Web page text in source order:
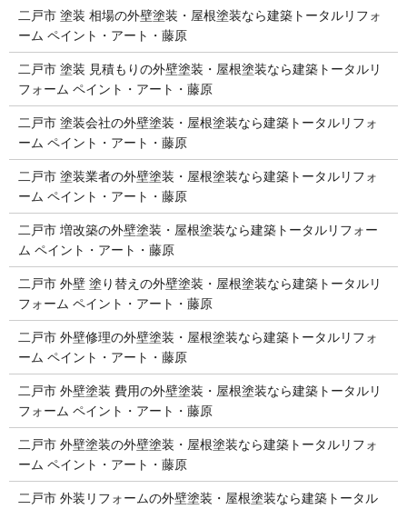
二戸市 塗装 相場の外壁塗装・屋根塗装なら建築トータルリフォ
ーム ペイント・アート・藤原
二戸市 塗装 見積もりの外壁塗装・屋根塗装なら建築トータルリ
フォーム ペイント・アート・藤原
二戸市 塗装会社の外壁塗装・屋根塗装なら建築トータルリフォ
ーム ペイント・アート・藤原
二戸市 塗装業者の外壁塗装・屋根塗装なら建築トータルリフォ
ーム ペイント・アート・藤原
二戸市 増改築の外壁塗装・屋根塗装なら建築トータルリフォー
ム ペイント・アート・藤原
二戸市 外壁 塗り替えの外壁塗装・屋根塗装なら建築トータルリ
フォーム ペイント・アート・藤原
二戸市 外壁修理の外壁塗装・屋根塗装なら建築トータルリフォ
ーム ペイント・アート・藤原
二戸市 外壁塗装 費用の外壁塗装・屋根塗装なら建築トータルリ
フォーム ペイント・アート・藤原
二戸市 外壁塗装の外壁塗装・屋根塗装なら建築トータルリフォ
ーム ペイント・アート・藤原
二戸市 外装リフォームの外壁塗装・屋根塗装なら建築トータル